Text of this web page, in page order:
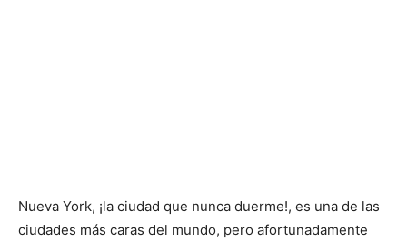
Nueva York, ¡la ciudad que nunca duerme!, es una de las
ciudades más caras del mundo, pero afortunadamente